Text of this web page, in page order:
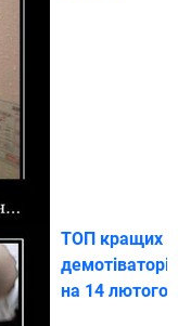
ТОП кращих
демотіваторів
на 14 лютого